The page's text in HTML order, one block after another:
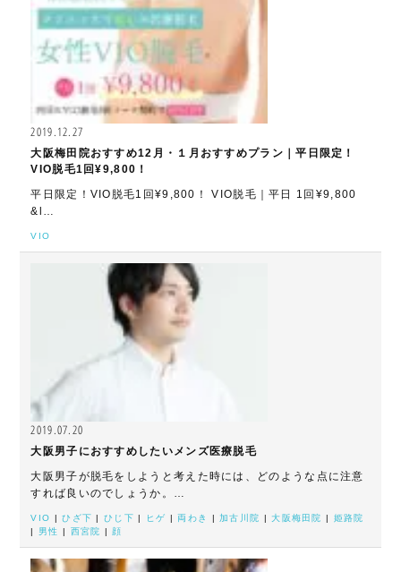
2019.12.27
大阪梅田院おすすめ12月・１月おすすめプラン｜平日限定！
VIO脱毛1回¥9,800！
平日限定！VIO脱毛1回¥9,800！ VIO脱毛｜平日 1回¥9,800
&l…
VIO
2019.07.20
大阪男子におすすめしたいメンズ医療脱毛
大阪男子が脱毛をしようと考えた時には、どのような点に注意
すれば良いのでしょうか。…
VIO |ひざ下 |ひじ下 ヒゲ 両わき |加古川院 |大阪梅田院
姫路院
男性 西宮院 |顔